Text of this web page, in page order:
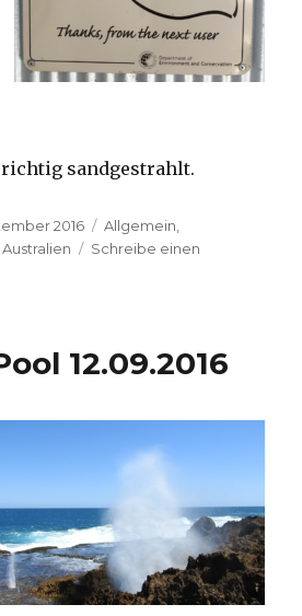
richtig sandgestrahlt.
2016 Kategorien
Allgemein
Schreibe einen
12.09.2016